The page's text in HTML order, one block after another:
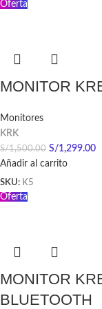
Oferta
MONITOR
Monitores
KRK
S/1,500.00 S/1,299.00
Añadir al carrito
SKU: K5
Oferta
MONITOR
BLUETOOTH